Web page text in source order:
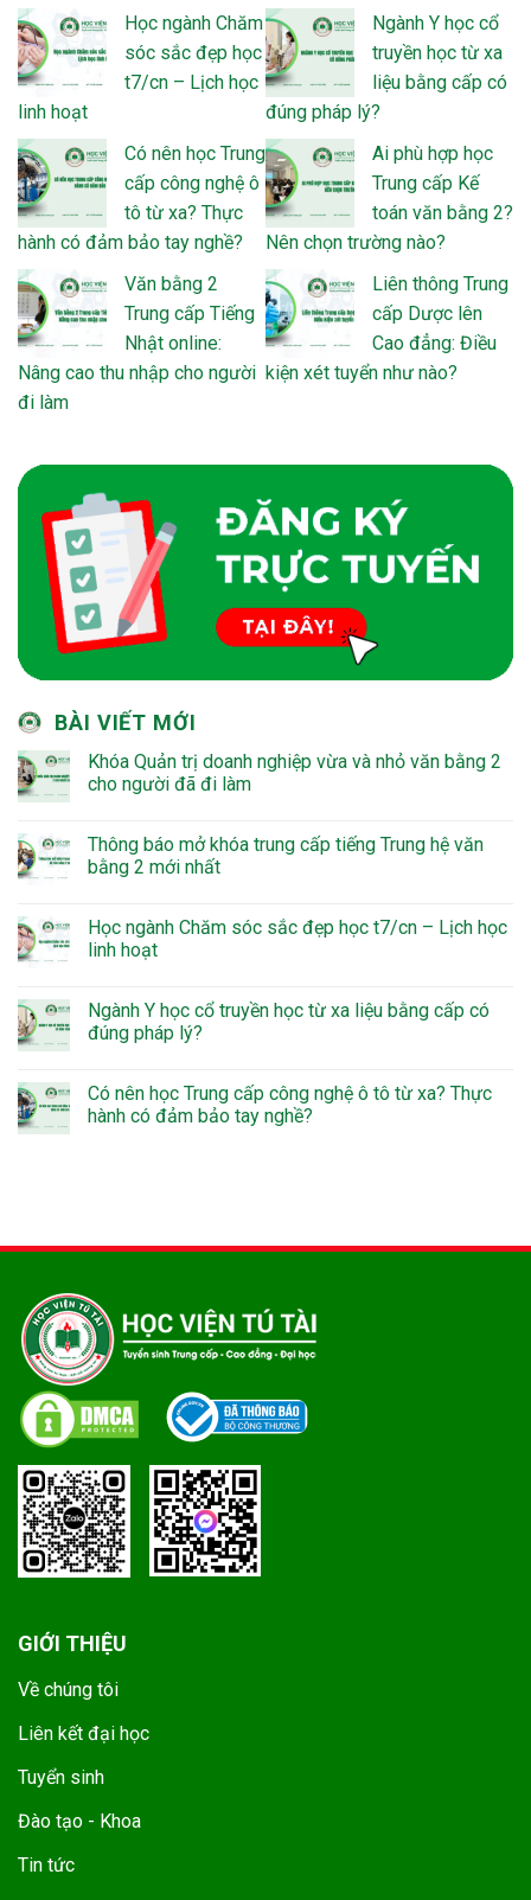
Học ngành Chăm
sóc sắc đẹp học
t7/cn – Lịch học
linh hoạt
Ngành Y học cổ
truyền học từ xa
liệu bằng cấp có
đúng pháp lý?
Có nên học Trung
cấp công nghệ ô
tô từ xa? Thực
hành có đảm bảo tay nghề?
Ai phù hợp học
Trung cấp Kế
toán văn bằng 2?
Nên chọn trường nào?
Văn bằng 2
Trung cấp Tiếng
Nhật online:
Nâng cao thu nhập cho người
đi làm
Liên thông Trung
cấp Dược lên
Cao đẳng: Điều
kiện xét tuyển như nào?
BÀI VIẾT MỚI
Khóa Quản trị doanh nghiệp vừa và nhỏ văn bằng 2
cho người đã đi làm
Thông báo mở khóa trung cấp tiếng Trung hệ văn
bằng 2 mới nhất
Học ngành Chăm sóc sắc đẹp học t7/cn – Lịch học
linh hoạt
Ngành Y học cổ truyền học từ xa liệu bằng cấp có
đúng pháp lý?
Có nên học Trung cấp công nghệ ô tô từ xa? Thực
hành có đảm bảo tay nghề?
GIỚI THIỆU
Về chúng tôi
Liên kết đại học
Tuyển sinh
Đào tạo - Khoa
Tin tức